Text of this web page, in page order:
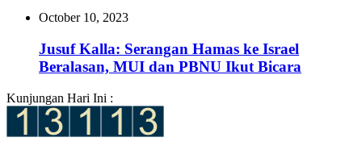
October 10, 2023
Jusuf Kalla: Serangan Hamas ke Israel
Beralasan, MUI dan PBNU Ikut Bicara
Kunjungan Hari Ini :